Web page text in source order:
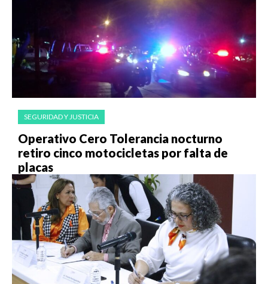
SEGURIDAD Y JUSTICIA
Operativo Cero Tolerancia nocturno
retiro cinco motocicletas por falta de
placas